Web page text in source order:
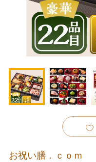
お祝い膳．ｃｏｍ